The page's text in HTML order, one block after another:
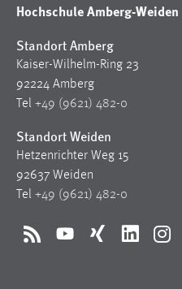
Hochschule Amberg-Weiden
Standort Amberg
Kaiser-Wilhelm-Ring 23
92224 Amberg
Tel +49 (9621) 482-0
Standort Weiden
Hetzenrichter Weg 15
92637 Weiden
Tel +49 (9621) 482-0
RSS YouTubeXing LinkedIn
Name:
MibewSessionID,
chat-frame-style-
Wird benötigt um die
Cookie Laufzeit:
MibewSessionID, mibew-
Jahre, MIBEW_UserID = 1